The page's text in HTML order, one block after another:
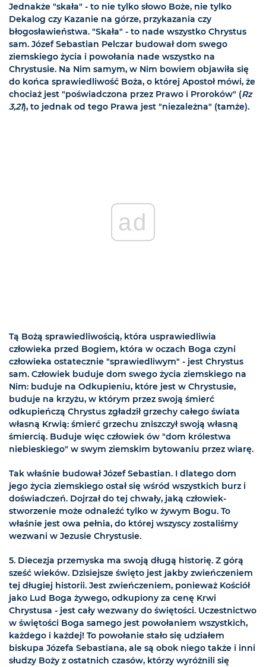
Jednakże "skała" - to nie tylko słowo Boże, nie tylko
Dekalog czy Kazanie na górze, przykazania czy
błogosławieństwa. "Skała" - to nade wszystko Chrystus
sam. Józef Sebastian Pelczar budował dom swego
ziemskiego życia i powołania nade wszystko na
Chrystusie. Na Nim samym, w Nim bowiem objawiła się
do końca sprawiedliwość Boża, o której Apostoł mówi, że
chociaż jest "poświadczona przez Prawo i Proroków" (Rz
3,21), to jednak od tego Prawa jest "niezależna" (tamże).
ad
Tą Bożą sprawiedliwością, która usprawiedliwia
człowieka przed Bogiem, która w oczach Boga czyni
człowieka ostatecznie "sprawiedliwym" - jest Chrystus
sam. Człowiek buduje dom swego życia ziemskiego na
Nim: buduje na Odkupieniu, które jest w Chrystusie,
buduje na krzyżu, w którym przez swoją śmierć
odkupieńczą Chrystus zgładził grzechy całego świata
własną Krwią: śmierć grzechu zniszczył swoją własną
śmiercią. Buduje więc człowiek ów "dom królestwa
niebieskiego" w swym ziemskim bytowaniu przez wiarę.
Tak właśnie budował Józef Sebastian. I dlatego dom
jego życia ziemskiego ostał się wśród wszystkich burz i
doświadczeń. Dojrzał do tej chwały, jaką człowiek-
stworzenie może odnaleźć tylko w żywym Bogu. To
właśnie jest owa pełnia, do której wszyscy zostaliśmy
wezwani w Jezusie Chrystusie.
5. Diecezja przemyska ma swoją długą historię. Z górą
sześć wieków. Dzisiejsze święto jest jakby zwieńczeniem
tej długiej historii. Jest zwieńczeniem, ponieważ Kościół
jako Lud Boga żywego, odkupiony za cenę Krwi
Chrystusa - jest cały wezwany do świętości. Uczestnictwo
w świętości Boga samego jest powołaniem wszystkich,
każdego i każdej! To powołanie stało się udziałem
biskupa Józefa Sebastiana, ale są obok niego także i inni
słudzy Boży z ostatnich czasów, którzy wyróżnili się